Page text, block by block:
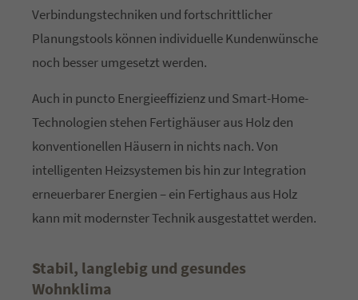
Verbindungstechniken und fortschrittlicher
Planungstools können individuelle Kundenwünsche
noch besser umgesetzt werden.
Auch in puncto Energieeffizienz und Smart-Home-
Technologien stehen Fertighäuser aus Holz den
konventionellen Häusern in nichts nach. Von
intelligenten Heizsystemen bis hin zur Integration
erneuerbarer Energien – ein Fertighaus aus Holz
kann mit modernster Technik ausgestattet werden.
Stabil, langlebig und gesundes
Wohnklima